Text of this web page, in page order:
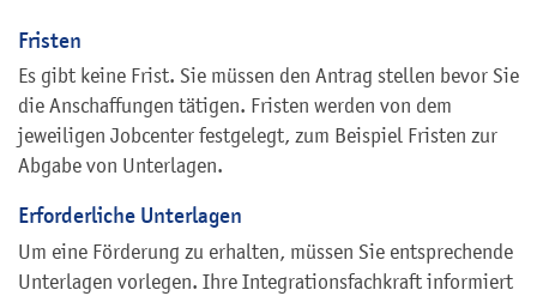
Fristen
Es gibt keine Frist. Sie müssen den Antrag stellen bevor Sie
die Anschaffungen tätigen. Fristen werden von dem
jeweiligen Jobcenter festgelegt, zum Beispiel Fristen zur
Abgabe von Unterlagen.
Erforderliche Unterlagen
Um eine Förderung zu erhalten, müssen Sie entsprechende
Unterlagen vorlegen. Ihre Integrationsfachkraft informiert